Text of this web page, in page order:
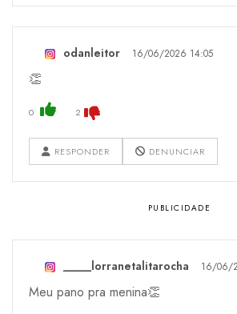
odanleitor 16/06/2026 14:05
👏
0 2
RESPONDER DENUNCIAR
_____lorranetalitarocha 16/06/
Meu pano pra menina👏